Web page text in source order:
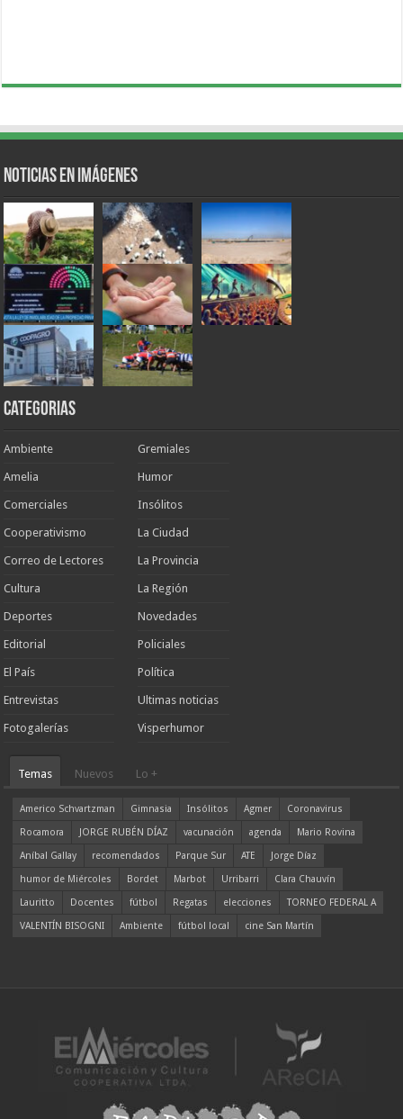
Noticias en Imágenes
Categorias
Ambiente
Amelia
Comerciales
Cooperativismo
Correo de Lectores
Cultura
Deportes
Editorial
El País
Entrevistas
Fotogalerías
Gremiales
Humor
Insólitos
La Ciudad
La Provincia
La Región
Novedades
Policiales
Política
Ultimas noticias
Visperhumor
Temas Nuevos Lo +
Americo Schvartzman Gimnasia Insólitos Agmer
Coronavirus
Rocamora
JORGE RUBÉN DÍAZ vacunación agenda
Mario Rovina
Aníbal Gallay
recomendados Parque Sur ATE
Jorge Díaz
humor de Miércoles
Bordet Marbot Urribarri
Clara Chauvín
Lauritto
Docentes fútbol Regatas elecciones
TORNEO FEDERAL A
VALENTÍN BISOGNI
Ambiente fútbol local cine San Martín